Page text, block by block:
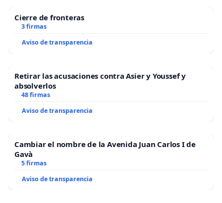
.- Solicitamos
audiencias con la Fiscal General de la República y
Presidenta del Tribunal
legales de la víctima así como las voceras de los
movimientos de mujeres que
les acompañan, con la finalidad de que se puedan
profundizar los señalamientos
.- Hacemos
responsables a las y los jueces de la Corte de apelación
N°1 en materia de
violencia contras las mujeres del área metropolitana de
Cierre de fronteras
3 firmas
Aviso de transparencia
Retirar las acusaciones contra Asier y Youssef y
absolverlos
48 firmas
Aviso de transparencia
Cambiar el nombre de la Avenida Juan Carlos I de
Gavà
5 firmas
Aviso de transparencia